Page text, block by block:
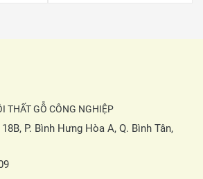
THẤT GỖ CÔNG NGHIỆP
P. Bình Hưng Hòa A, Q. Bình Tân,